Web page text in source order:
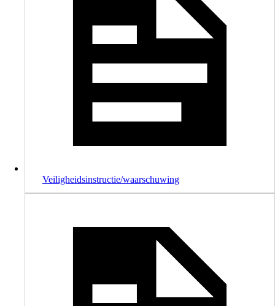
Veiligheidsinstructie/waarschuwing